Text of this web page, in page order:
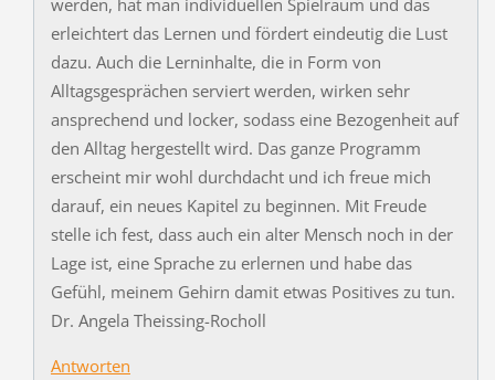
werden, hat man individuellen Spielraum und das
erleichtert das Lernen und fördert eindeutig die Lust
dazu. Auch die Lerninhalte, die in Form von
Alltagsgesprächen serviert werden, wirken sehr
ansprechend und locker, sodass eine Bezogenheit auf
den Alltag hergestellt wird. Das ganze Programm
erscheint mir wohl durchdacht und ich freue mich
darauf, ein neues Kapitel zu beginnen. Mit Freude
stelle ich fest, dass auch ein alter Mensch noch in der
Lage ist, eine Sprache zu erlernen und habe das
Gefühl, meinem Gehirn damit etwas Positives zu tun.
Dr. Angela Theissing-Rocholl
Antworten